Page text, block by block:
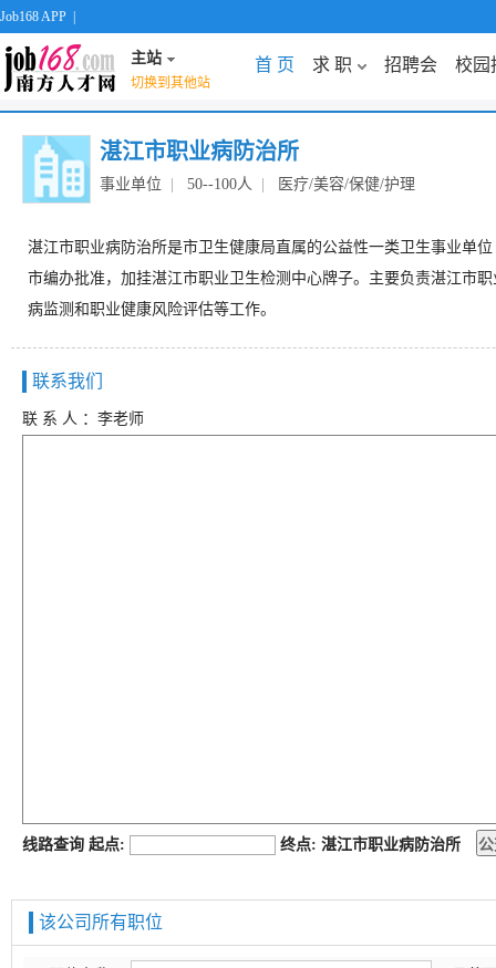
Job168 APP
主站
切换到其他站
首 页 求 职 招聘会 校园
湛江市职业病防治所
事业单位 50--100人 医疗/美容/保健/护理
湛江市职业病防治所是市卫生健康局直属的公益性一类卫生事业单
市编办批准，加挂湛江市职业卫生检测中心牌子。主要负责湛江市
病监测和职业健康风险评估等工作。
联系我们
联 系 人 ：李老师
线路查询 起点: 终点: 湛江市职业病防治所
该公司所有职位